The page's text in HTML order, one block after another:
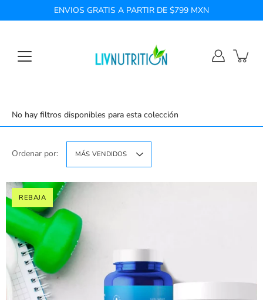
a
ENVIOS GRATIS A PARTIR DE $799 MXN
No hay filtros disponibles para esta colección
Ordenar por: MÁS VENDIDOS
REBAJA